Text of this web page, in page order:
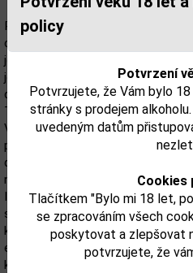
policy
Potvrzení
Potvrzujete, že Vám bylo
stránky s prodejem
uvedeným datům
Cookies
Tlačítkem "Bylo mi 18 let,
se zpracováním všech
poskytovat a zlepšovat
potvrzujete, že
Recept na Beluga Vodku je
cyklus výroby této vodky trvá tři
je artézská voda ze sibiřských
je používáno sladových enzymů,
chuť Beluga Gold Line.
Tento slad, dává vodce plnější
Vodka Beluga Gold Line není
pouze omezené množství. Jedná
denní produkce je devět set lahví.
na každé lahvi, která potvrzuje
I láhev vodky Beluga Gold Line si
strohý, nicméně stylový tvar, těžké
křišťálově čistého francouzského
exkluzivním 3D symbolem ryby
každé láhv.